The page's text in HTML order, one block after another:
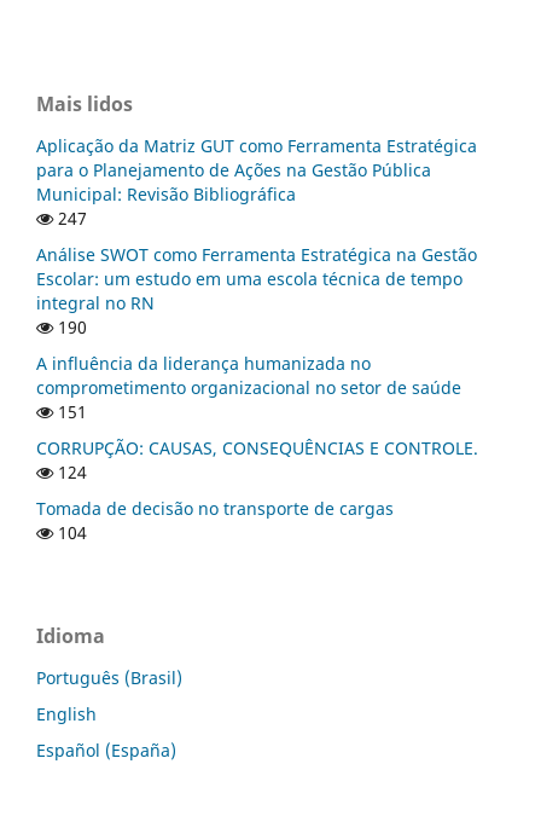
Mais lidos
Aplicação da Matriz GUT como Ferramenta Estratégica
para o Planejamento de Ações na Gestão Pública
Municipal: Revisão Bibliográfica
247
Análise SWOT como Ferramenta Estratégica na Gestão
Escolar: um estudo em uma escola técnica de tempo
integral no RN
190
A influência da liderança humanizada no
comprometimento organizacional no setor de saúde
151
CORRUPÇÃO: CAUSAS, CONSEQUÊNCIAS E CONTROLE.
124
Tomada de decisão no transporte de cargas
104
Idioma
Português (Brasil)
English
Español (España)